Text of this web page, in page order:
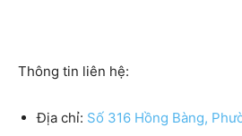
Thông tin liên hệ:
Địa chỉ: Số 316 Hồng Bàng,